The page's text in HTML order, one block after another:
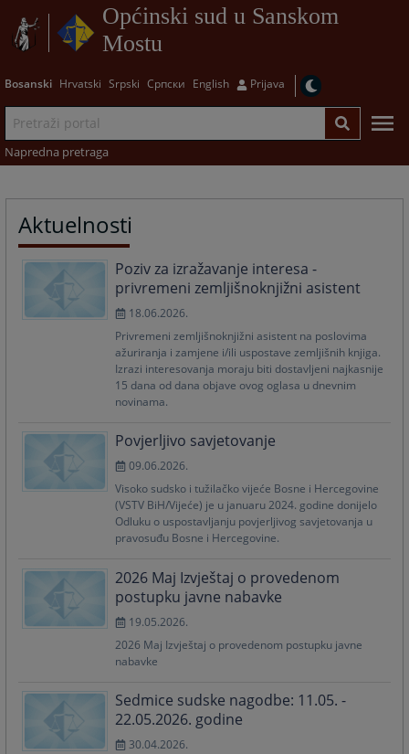
Općinski sud u Sanskom
Mostu
Bosanski Hrvatski Srpski Српски English Prijava
Napredna pretraga
Aktuelnosti
Poziv za izražavanje interesa -
privremeni zemljišnoknjižni asistent
18.06.2026.
Privremeni zemljišnoknjižni asistent na poslovima
ažuriranja i zamjene i/ili uspostave zemljišnih knjiga.
Izrazi interesovanja moraju biti dostavljeni najkasnije
15 dana od dana objave ovog oglasa u dnevnim
novinama.
Povjerljivo savjetovanje
09.06.2026.
Visoko sudsko i tužilačko vijeće Bosne i Hercegovine
(VSTV BiH/Vijeće) je u januaru 2024. godine donijelo
Odluku o uspostavljanju povjerljivog savjetovanja u
pravosuđu Bosne i Hercegovine.
2026 Maj Izvještaj o provedenom
postupku javne nabavke
19.05.2026.
2026 Maj Izvještaj o provedenom postupku javne
nabavke
Sedmice sudske nagodbe: 11.05. -
22.05.2026. godine
30.04.2026.